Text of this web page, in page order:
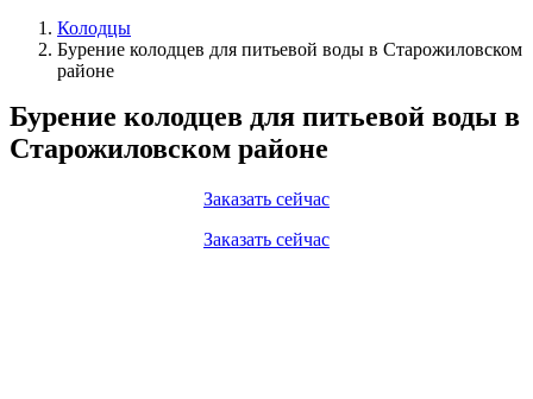
Колодцы
Бурение колодцев для питьевой воды в Старожиловском
районе
Бурение колодцев для питьевой воды в
Старожиловском районе
Заказать сейчас
Заказать сейчас